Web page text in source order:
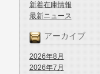
新着在庫情報
最新ニュース
アーカイブ
2026年8月
2026年7月